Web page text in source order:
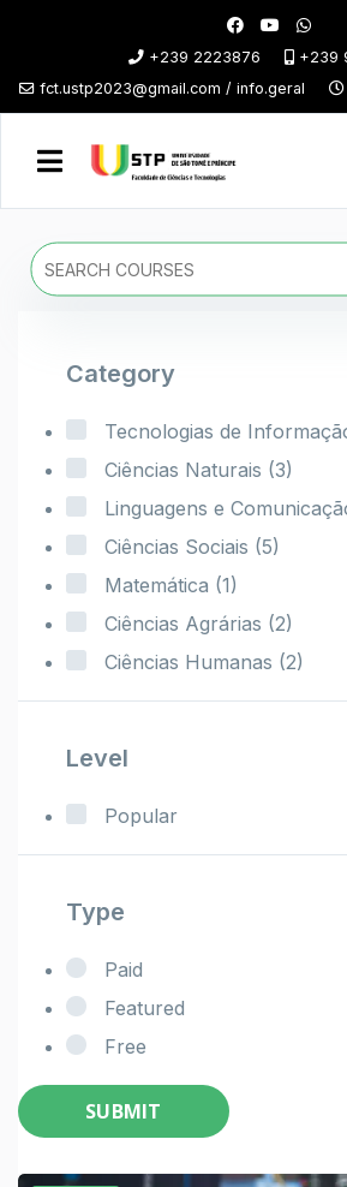
+239 2223876
+239
fct.ustp2023@gmail.com / info.geral
Category
Tecnologias de
Ciências Naturais (3)
Linguagens e
Ciências Sociais (5)
Matemática (1)
Ciências Agrárias (2)
Ciências Humanas (2)
Level
Popular
Type
Paid
Featured
Free
SUBMIT